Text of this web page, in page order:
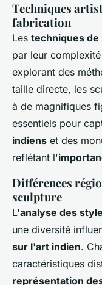
Techniques
fabrication
Les techniques
par leur
explorant des
taille directe, les
à de magnifiques
essentiels pour
indiens et des
reflétant l'
Différences
sculpture
L'analyse des
une diversité
sur l'art indien.
caractéristiques
représentation